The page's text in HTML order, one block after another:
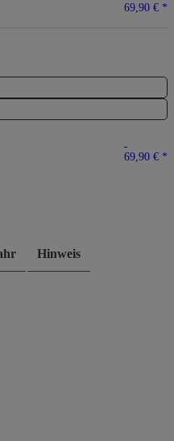
69,90 € *
69,90 € *
Hinweis